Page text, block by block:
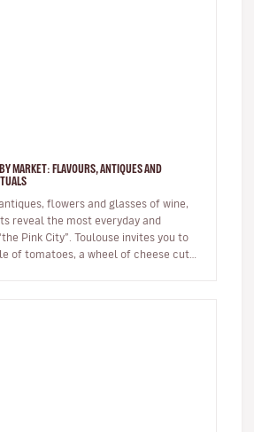
MARKET: FLAVOURS, ANTIQUES AND
flowers and glasses of wine,
reveal the most everyday and
Toulouse invites you to
of tomatoes, a wheel of cheese cut